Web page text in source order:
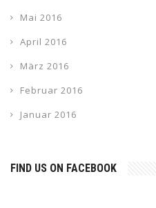
Mai 2016
April 2016
März 2016
Februar 2016
Januar 2016
FIND US ON FACEBOOK